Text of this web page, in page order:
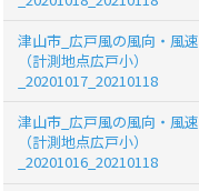
津山市_広戸風の風向・風速
（計測地点広戸小）
_20201017_20210118
津山市_広戸風の風向・風速
（計測地点広戸小）
_20201016_20210118